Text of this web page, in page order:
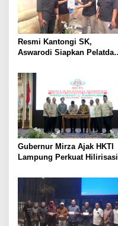
Resmi Kantongi SK,
Aswarodi Siapkan Pelatda
Menuju Porwanas 2027
Gubernur Mirza Ajak HKTI
Lampung Perkuat Hilirisasi
Kesejahteraan Petani